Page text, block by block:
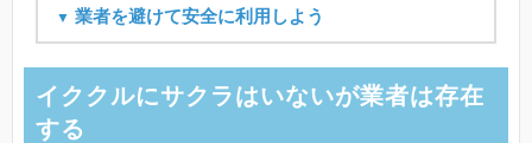
業者を避けて安全に利用しよう
イククルにサクラはいないが業者は存在
する